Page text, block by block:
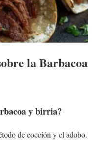
la Barbacoa
y birria?
de cocción y el adobo.